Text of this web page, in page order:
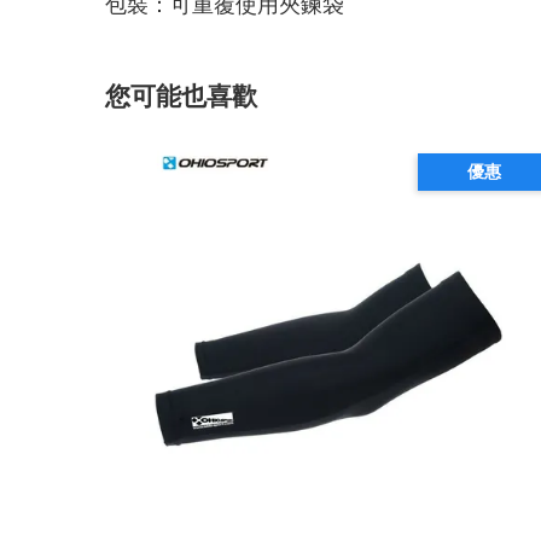
包裝：可重覆使用夾鍊袋
您可能也喜歡
優惠